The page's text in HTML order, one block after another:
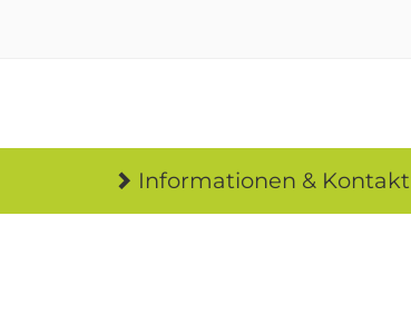
Informationen & Kontakt